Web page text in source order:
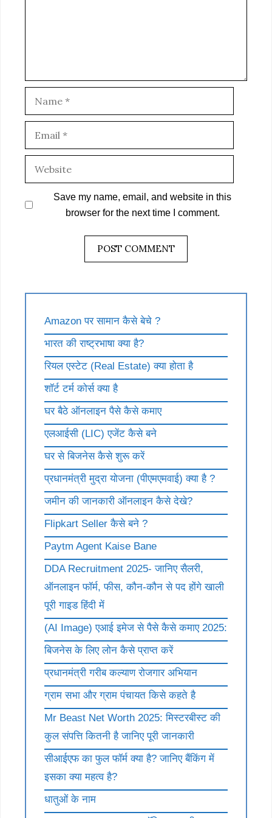
Save my name, email, and website in this
browser for the next time I comment.
Amazon पर सामान कैसे बेचे ?
भारत की राष्ट्रभाषा क्या है?
रियल एस्टेट (Real Estate) क्या होता है
शॉर्ट टर्म कोर्स क्या है
घर बैठे ऑनलाइन पैसे कैसे कमाए
एलआईसी (LIC) एजेंट कैसे बने
घर से बिजनेस कैसे शुरू करें
प्रधानमंत्री मुद्रा योजना (पीएमएमवाई) क्या है ?
जमीन की जानकारी ऑनलाइन कैसे देखे?
Flipkart Seller कैसे बने ?
Paytm Agent Kaise Bane
DDA Recruitment 2025- जानिए सैलरी,
ऑनलाइन फॉर्म, फीस, कौन-कौन से पद होंगे खाली
पूरी गाइड हिंदी में
(AI Image) एआई इमेज से पैसे कैसे कमाए 2025:
बिजनेस के लिए लोन कैसे प्राप्त करें
प्रधानमंत्री गरीब कल्याण रोजगार अभियान
ग्राम सभा और ग्राम पंचायत किसे कहते है
Mr Beast Net Worth 2025: मिस्टरबीस्ट की
कुल संपत्ति कितनी है जानिए पूरी जानकारी
सीआईएफ का फुल फॉर्म क्या है? जानिए बैंकिंग में
इसका क्या महत्व है?
धातुओं के नाम